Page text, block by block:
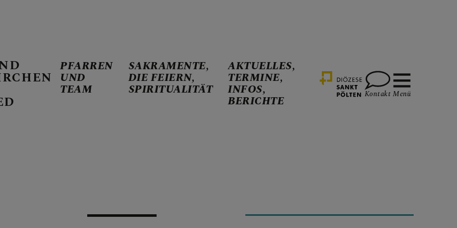
TEAM
INFOS, BERICHTE
PFARREN
UND
TEAM
SAKRAMENTE,
DIE FEIERN,
SPIRITUALITÄT
AKTUELLES,
TERMINE,
INFOS,
BERICHTE Kontakt Menü